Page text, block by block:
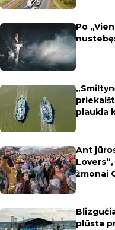
Po
plaukia
Ant
žmonai
plūsta